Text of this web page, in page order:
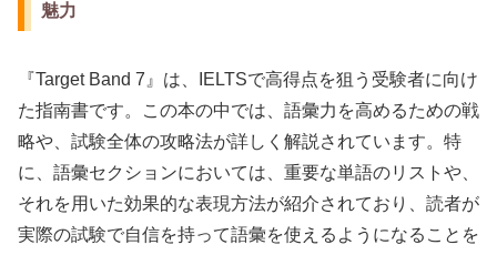
魅力
『Target Band 7』は、IELTSで高得点を狙う受験者に向け
た指南書です。この本の中では、語彙力を高めるための戦
略や、試験全体の攻略法が詳しく解説されています。特
に、語彙セクションにおいては、重要な単語のリストや、
それを用いた効果的な表現方法が紹介されており、読者が
実際の試験で自信を持って語彙を使えるようになることを